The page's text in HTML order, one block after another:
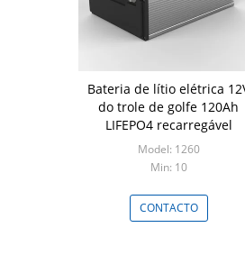
Bateria de lítio elétrica
do trole de golfe 120Ah
LIFEPO4 recarregável
Model: 1260
Min: 10
CONTACTO